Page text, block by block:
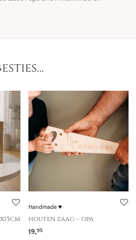
Handmade ♥
houten zaag – opa
19,95